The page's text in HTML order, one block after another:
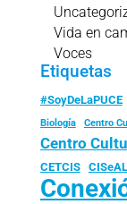
Vida en
Voces
Etiquetas
#SoyDeLaPUCE
Biología
Centro
Centro
CETCIS CISeAL